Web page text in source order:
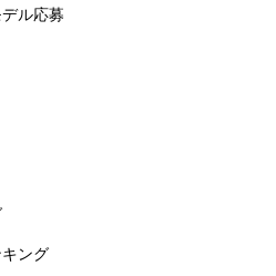
ル応募
ング